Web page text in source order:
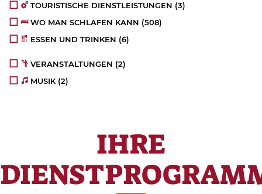
TOURISTISCHE DIENSTLEISTUNGEN (3)
WO MAN SCHLAFEN KANN (508)
ESSEN UND TRINKEN (6)
VERANSTALTUNGEN (2)
MUSIK (2)
IHRE